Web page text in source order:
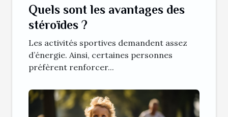
Quels sont les avantages des
stéroïdes ?
Les activités sportives demandent assez
d’énergie. Ainsi, certaines personnes
préfèrent renforcer...